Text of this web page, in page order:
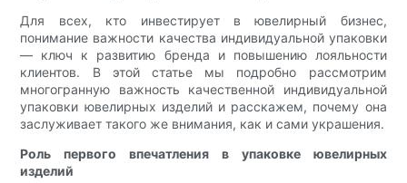
Для всех, кто инвестирует в ювелирный бизнес,
понимание важности качества индивидуальной упаковки
— ключ к развитию бренда и повышению лояльности
клиентов. В этой статье мы подробно рассмотрим
многогранную важность качественной индивидуальной
упаковки ювелирных изделий и расскажем, почему она
заслуживает такого же внимания, как и сами украшения.
Роль первого впечатления в упаковке ювелирных
изделий